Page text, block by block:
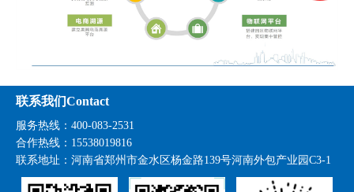
联系我们Contact
服务热线：400-083-2531
合作热线：15538019816
联系地址： 河南省郑州市金水区杨金路139号河南外包产业园C3-1